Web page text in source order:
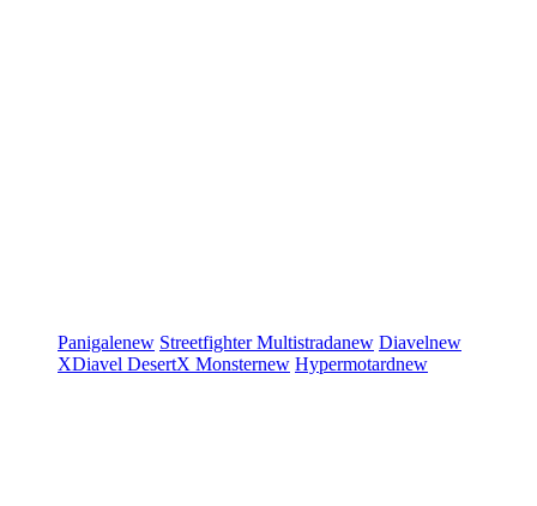
Panigalenew StreetfighterMultistradanew Diavelnew
XDiavel DesertX Monsternew Hypermotardnew